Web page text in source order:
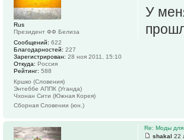
У
Rus
Президент ФФ Белиза
Сообщений: 622
Благодарностей: 227
Зарегистрирован: 28 ноя 2011, 15:10
Откуда: Россия
Рейтинг: 588
Кршко (Словения)
Энтеббе АППК (Уганда)
Чхонан Сити (Южная Корея)
Сборная Словении (юн.)
Re: Моды для
shakal 22